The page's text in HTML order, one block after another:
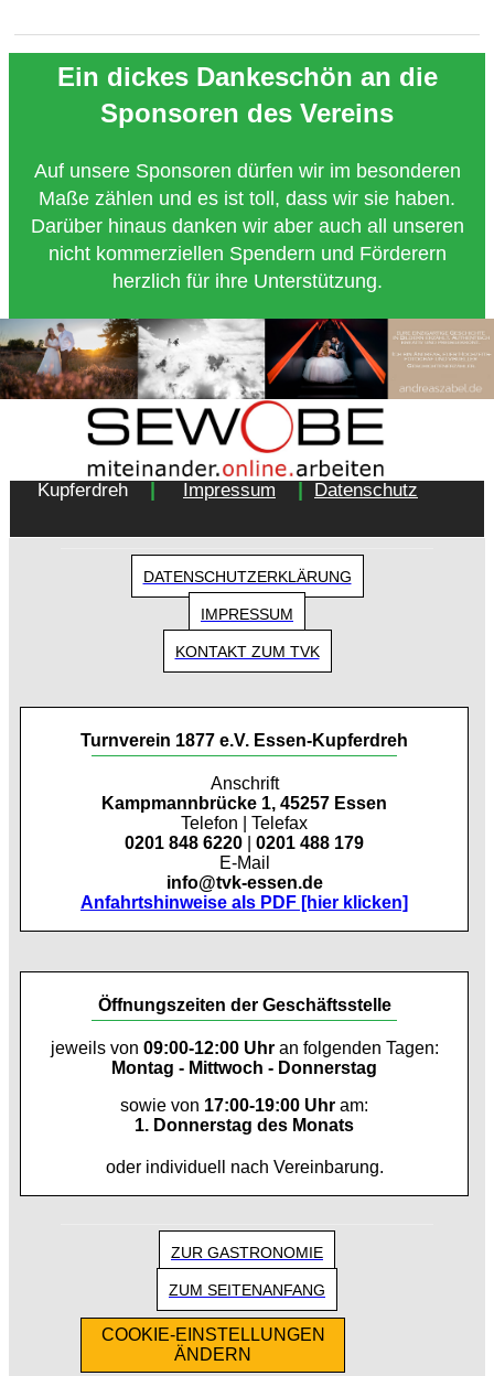
Ein dickes Dankeschön an die
Sponsoren des Vereins
Auf unsere Sponsoren dürfen wir im besonderen
Maße zählen und es ist toll, dass wir sie haben.
Darüber hinaus danken wir aber auch all unseren
nicht kommerziellen Spendern und Förderern
herzlich für ihre Unterstützung.
Copyright 2018 - Turnverein 1877 e.V. Essen-
Kupferdreh
| Impressum | Datenschutz
DATENSCHUTZERKLÄRUNG
IMPRESSUM
KONTAKT ZUM TVK
Turnverein 1877 e.V. Essen-Kupferdreh
Anschrift
Kampmannbrücke 1, 45257 Essen
Telefon | Telefax
0201 848 6220
0201 488 179
E-Mail
info@tvk-essen.de
Anfahrtshinweise als PDF [hier klicken]
Öffnungszeiten der Geschäftsstelle
jeweils von 09:00-12:00 Uhran folgenden Tagen:
Montag - Mittwoch - Donnerstag
sowie von 17:00-19:00 Uhr am:
1. Donnerstag des Monats
oder individuell nach Vereinbarung.
ZUR GASTRONOMIE
ZUM SEITENANFANG
COOKIE-EINSTELLUNGEN
ÄNDERN